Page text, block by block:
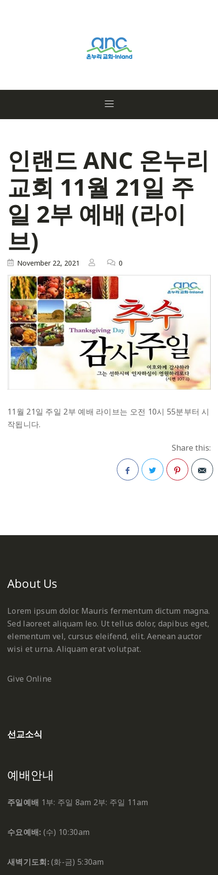
인랜드 ANC 온누리
교회 11월 21일 주
일 2부 예배 (라이
브)
November 22, 2021 0
11월 21일 주일 2부 예배 라이브는 오전 10시 55분부터 시
작됩니다.
Share this:
About Us
Lorem ipsum dolor. Mauris fermentum dictum magna.
Sed laoreet aliquam leo. Ut tellus dolor, dapibus eget,
elementum vel, cursus eleifend, elit. Aenean auctor
wisi et urna. Aliquam erat volutpat.
Give Online
선교소식
예배안내
주일예배 1부: 주일 8am 2부: 주일 11am
수요예배: (수) 10:30am
새벽기도회:(화-금) 5:30am